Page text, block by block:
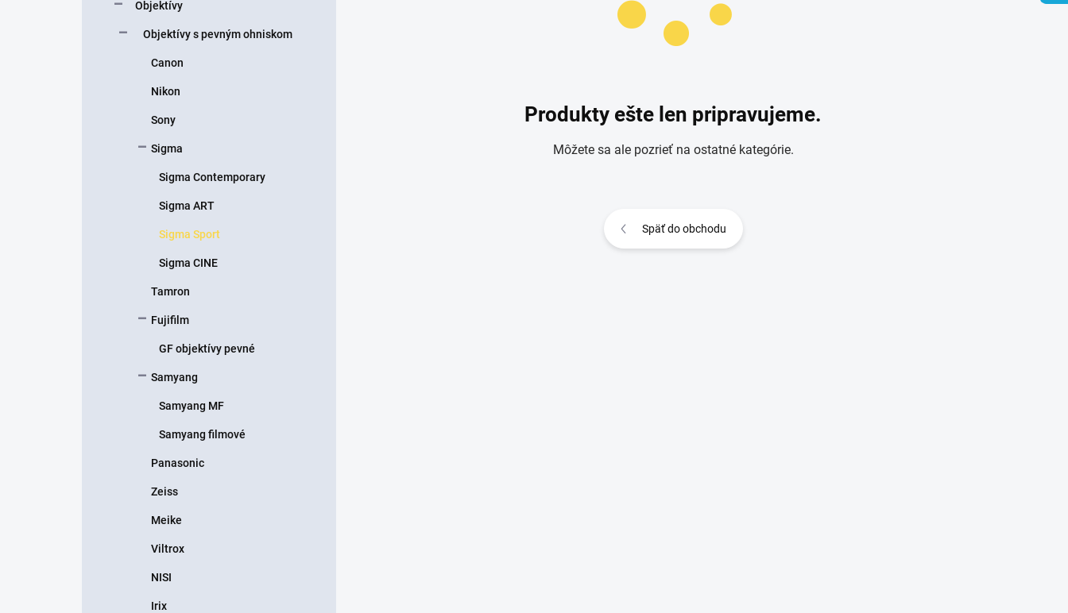
Objektívy
Objektívy s pevným ohniskom
Canon
Nikon
Sony
Sigma
Sigma Contemporary
Sigma ART
Sigma Sport
Sigma CINE
Tamron
Fujifilm
GF objektívy pevné
Samyang
Samyang MF
Samyang filmové
Panasonic
Zeiss
Meike
Viltrox
NISI
Irix
Produkty ešte len pripravujeme.
Môžete sa ale pozrieť na ostatné kategórie.
Späť do obchodu